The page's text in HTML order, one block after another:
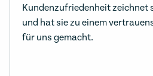
Kundenzufriedenheit zeichnet
und hat sie zu einem
für uns gemacht.